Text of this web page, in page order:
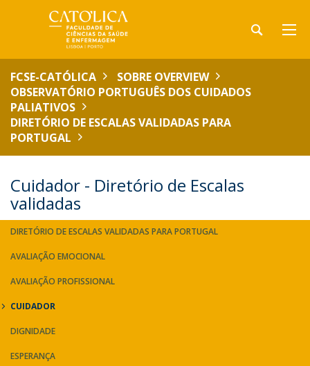
FCSE-CATÓLICA
SOBRE OVERVIEW
OBSERVATÓRIO PORTUGUÊS DOS CUIDADOS
PALIATIVOS
DIRETÓRIO DE ESCALAS VALIDADAS PARA
PORTUGAL
Cuidador - Diretório de Escalas
validadas
DIRETÓRIO DE ESCALAS VALIDADAS PARA PORTUGAL
AVALIAÇÃO EMOCIONAL
AVALIAÇÃO PROFISSIONAL
CUIDADOR
DIGNIDADE
ESPERANÇA